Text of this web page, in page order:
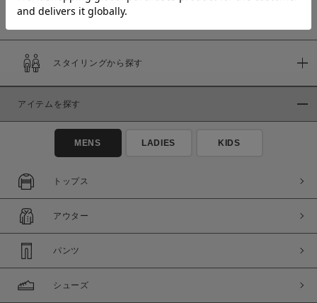
商品タイプ
通常商品
セール価格
在庫
在庫あり
予約商品
スタイリングから探す
アイテムを探す
MENS LADIES KIDS
トップス
アウター
パンツ
シューズ